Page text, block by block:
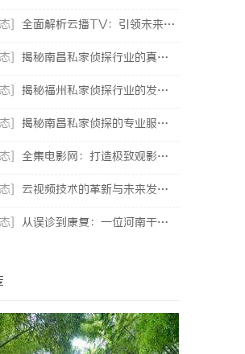
] 全面解析云播TV：引领未来智能影视体验的创新平台
] 揭秘南昌私家侦探行业的真实面貌与服务价值详解
] 揭秘福州私家侦探行业的发展与应用现状
] 揭秘南昌私家侦探的专业服务与行业现状全面解析
] 全集电影网：打造极致观影体验的全方位影视平台
] 云视频技术的革新与未来发展趋势全面解析
] 从误诊到康复：一位河南干燥综合征患者的艰辛求医路